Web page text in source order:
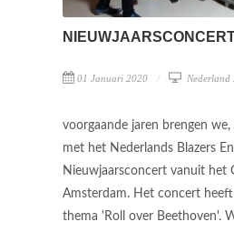
01 Januari 2020 Nederland
voorgaande jaren brengen
met het Nederlands Blazers
Nieuwjaarsconcert vanuit het
Amsterdam. Het concert heeft
thema 'Roll over Beethoven'.